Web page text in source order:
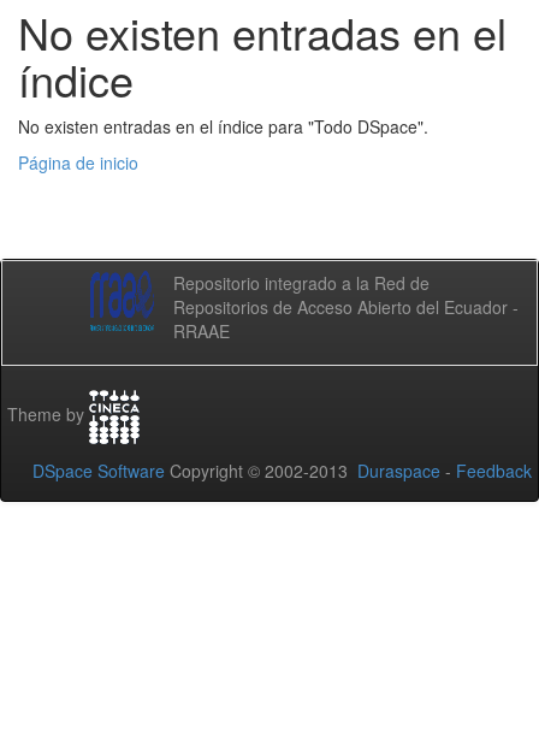
No existen entradas en el
índice
No existen entradas en el índice para "Todo DSpace".
Página de inicio
Repositorio integrado a la Red de
Repositorios de Acceso Abierto del Ecuador -
RRAAE
Theme by
DSpace Software Copyright © 2002-2013 Duraspace - Feedback